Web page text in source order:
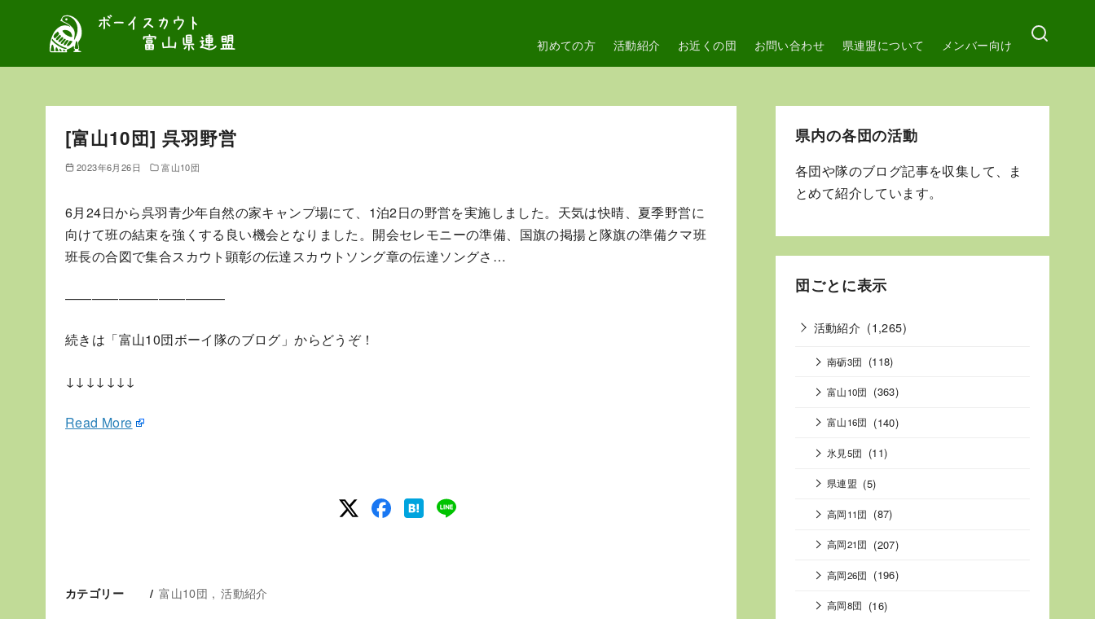
初めての方 活動紹介 お近くの団 お問い合わせ 県連盟について メンバー向け
[富山10団] 呉羽野営
2023年6月26日 富山10団
6月24日から呉羽青少年自然の家キャンプ場にて、1泊2日の野営を実施しました。天気は快晴、夏季野営に
向けて班の結束を強くする良い機会となりました。開会セレモニーの準備、国旗の掲揚と隊旗の準備クマ班
班長の合図で集合スカウト顕彰の伝達スカウトソング章の伝達ソングさ…
————————————
続きは「富山10団ボーイ隊のブログ」からどうぞ！
↓↓↓↓↓↓↓
Read More
カテゴリー 富山10団 活動紹介
県内の各団の活動
各団や隊のブログ記事を収集して、ま
とめて紹介しています。
団ごとに表示
活動紹介 (1,265)
南砺3団 (118)
富山10団 (363)
富山16団 (140)
氷見5団 (11)
県連盟 (5)
高岡11団 (87)
高岡21団 (207)
高岡26団 (196)
高岡8団 (16)